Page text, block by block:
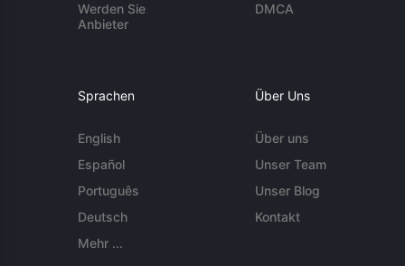
Werden Sie
Anbieter
DMCA
Sprachen
English
Español
Português
Deutsch
Mehr ...
Über Uns
Über uns
Unser Team
Unser Blog
Kontakt